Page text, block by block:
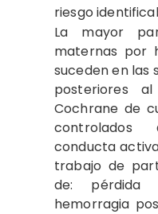
riesgo
La mayor
maternas por
suceden en las
posteriores
Cochrane de
conducta
trabajo de
de: pérdida
hemorragia